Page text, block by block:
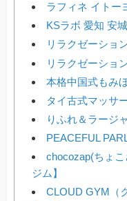
ラフィネ イトー
KSラボ 愛知 安
リラクゼーショ
リラクゼーショ
本格中国式もみ
タイ古式マッサ
りふれ＆ラージャ
PEACEFUL
chocozap(ちょ
ジム】
CLOUD GYM（